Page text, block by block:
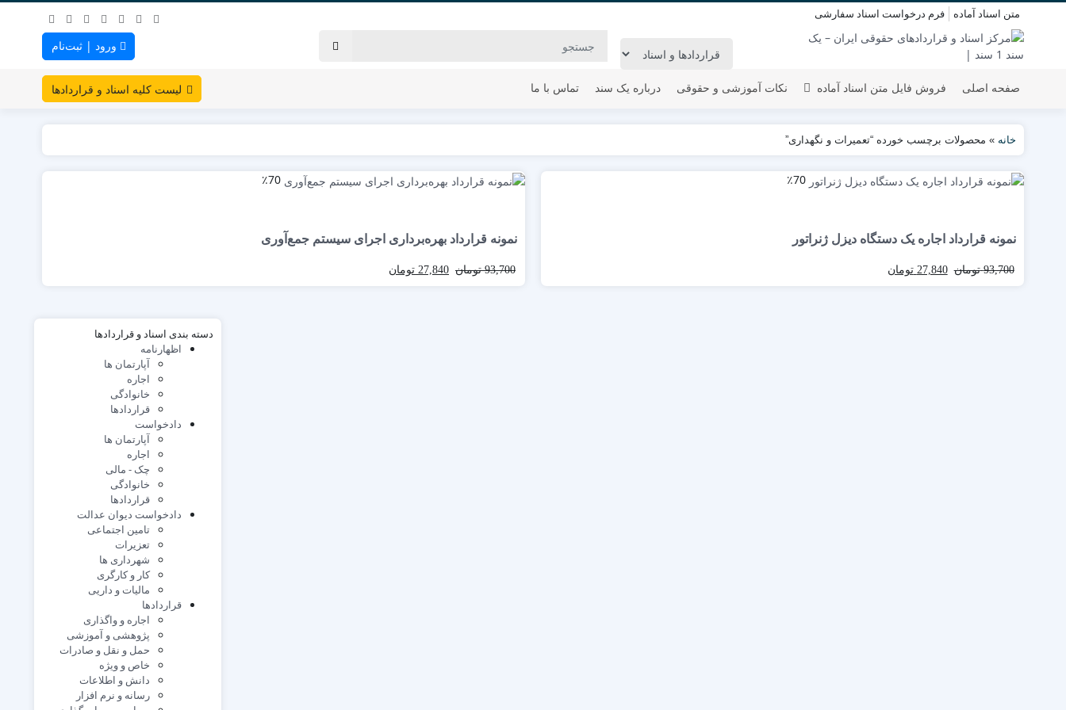
متن اسناد آماده فرم درخواست اسناد سفارشی
ورود | ثبت‌نام
صفحه اصلی فروش فایل متن اسناد آماده نکات آموزشی و حقوقی درباره یک سند تماس با ما لیست کلیه اسناد و قراردادها
خانه » محصولات برچسب خورده “تعمیرات و نگهداری”
٪70
نمونه قرارداد اجاره یک دستگاه دیزل ژنراتور
93,700 تومان 27,840 تومان
٪70
نمونه قرارداد بهره‌برداری اجرای سیستم جمع‌آوری
93,700 تومان 27,840 تومان
دسته بندی اسناد و قراردادها
اظهارنامه
آپارتمان ها
اجاره
خانوادگی
قراردادها
دادخواست
آپارتمان ها
اجاره
چک - مالی
خانوادگی
قراردادها
دادخواست دیوان عدالت
تامین اجتماعی
تعزیرات
شهرداری ها
کار و کارگری
مالیات و داریی
قراردادها
اجاره و واگذاری
پژوهشی و آموزشی
حمل و نقل و صادرات
خاص و ویژه
دانش و اطلاعات
رسانه و نرم افزار